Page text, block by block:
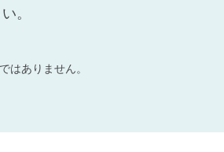
。
はありません。